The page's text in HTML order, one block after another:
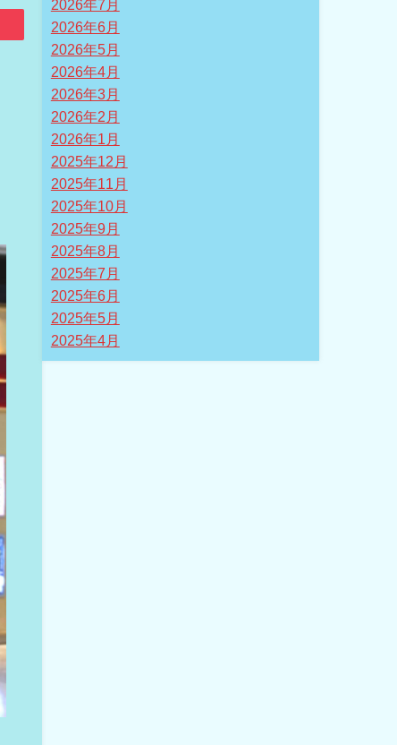
2026年7月
2026年6月
2026年5月
2026年4月
2026年3月
2026年2月
2026年1月
2025年12月
2025年11月
2025年10月
2025年9月
2025年8月
2025年7月
2025年6月
2025年5月
2025年4月